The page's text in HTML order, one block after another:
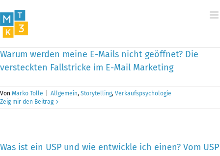
Inhalt
springen
Warum werden meine E-Mails nicht geöffnet? Die
versteckten Fallstricke im E-Mail Marketing
Von Marko Tolle Allgemein, Storytelling, Verkaufspsychologie
Zeig mir den Beitrag
Was ist ein USP und wie entwickle ich einen? Vom USP